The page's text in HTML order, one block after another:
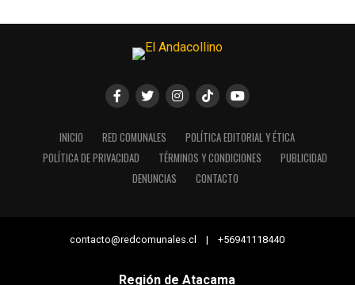
INICIO RED COMUNALES
POLÍTICA EDITORIAL Y ÉTICA
POLÍTICA DE PRIVACIDAD
TÉRMINOS Y CONDICIONES
PUBLICIDAD
DENUNCIAS
CONTACTO
contacto@redcomunales.cl | +56941118440
Región de Atacama